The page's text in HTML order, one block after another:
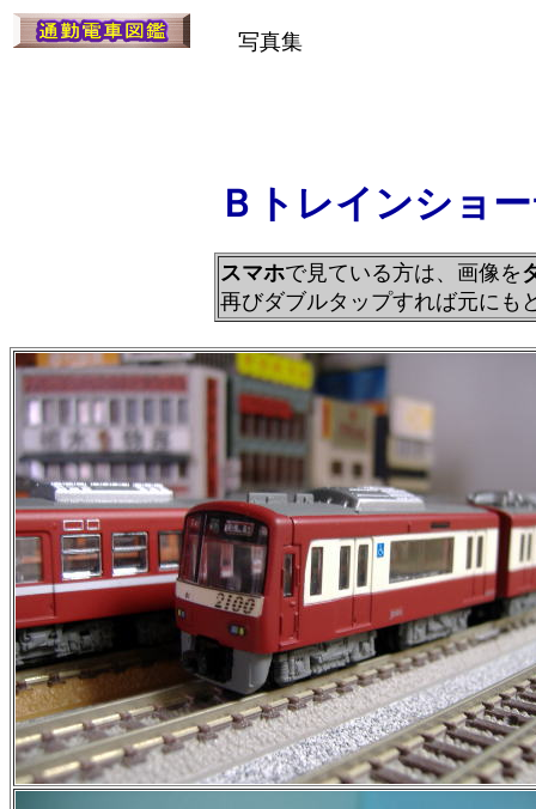
写真集
Ｂトレインショ
スマホで見ている方は、画像を
再びダブルタップすれば元にも